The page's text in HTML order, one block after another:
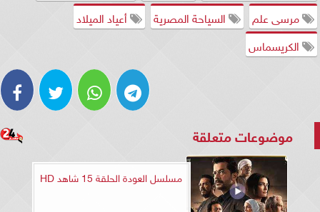
مرسى علم
السياحة المصرية
أعياد الميلاد
الكريسماس
موضوعات متعلقة
مسلسل العودة الحلقة 15 شاهد HD